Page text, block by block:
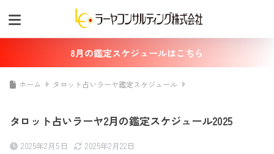
8月の鑑定スケジュールはこちら
ホーム タロット占いラーヤ鑑定スケジュール
タロット占いラーヤ2月の鑑定スケジュール2025
2025年2月5日 2025年2月22日